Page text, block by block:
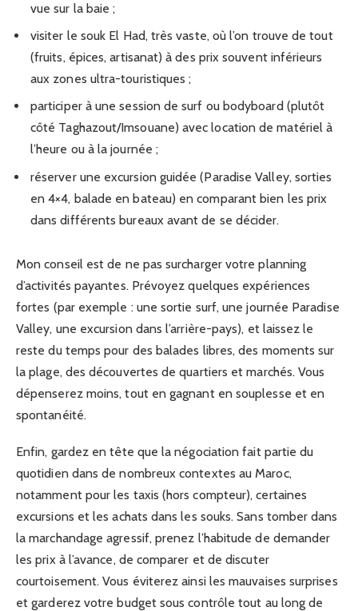
vue sur la baie ;
visiter le souk El Had, très vaste, où l’on trouve de tout
(fruits, épices, artisanat) à des prix souvent inférieurs
aux zones ultra-touristiques ;
participer à une session de surf ou bodyboard (plutôt
côté Taghazout/Imsouane) avec location de matériel à
l’heure ou à la journée ;
réserver une excursion guidée (Paradise Valley, sorties
en 4×4, balade en bateau) en comparant bien les prix
dans différents bureaux avant de se décider.
Mon conseil est de ne pas surcharger votre planning
d’activités payantes. Prévoyez quelques expériences
fortes (par exemple : une sortie surf, une journée Paradise
Valley, une excursion dans l’arrière-pays), et laissez le
reste du temps pour des balades libres, des moments sur
la plage, des découvertes de quartiers et marchés. Vous
dépenserez moins, tout en gagnant en souplesse et en
spontanéité.
Enfin, gardez en tête que la négociation fait partie du
quotidien dans de nombreux contextes au Maroc,
notamment pour les taxis (hors compteur), certaines
excursions et les achats dans les souks. Sans tomber dans
la marchandage agressif, prenez l’habitude de demander
les prix à l’avance, de comparer et de discuter
courtoisement. Vous éviterez ainsi les mauvaises surprises
et garderez votre budget sous contrôle tout au long de